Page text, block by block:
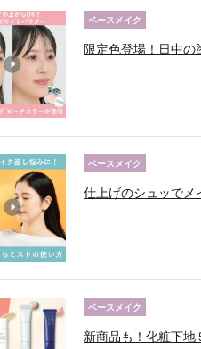
ベースメイク
限定色登場！日中の
ベースメイク
仕上げのシュッでメ
ベースメイク
新商品も！化粧下地